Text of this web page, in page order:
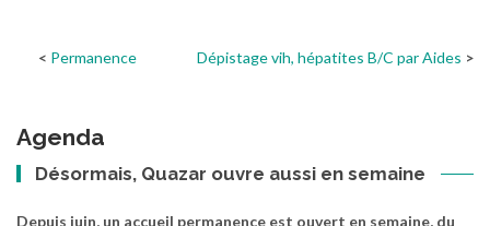
Permanence Dépistage vih, hépatites B/C par Aides
Agenda
Désormais, Quazar ouvre aussi en semaine
Depuis juin, un accueil permanence est ouvert en semaine, du